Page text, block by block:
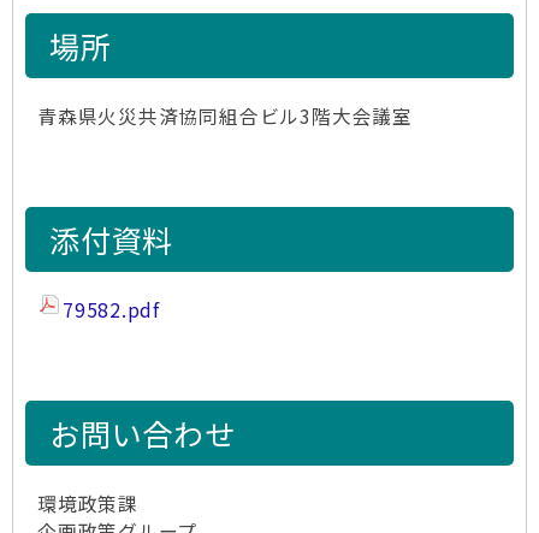
場所
青森県火災共済協同組合ビル3階大会議室
添付資料
79582.pdf
お問い合わせ
環境政策課